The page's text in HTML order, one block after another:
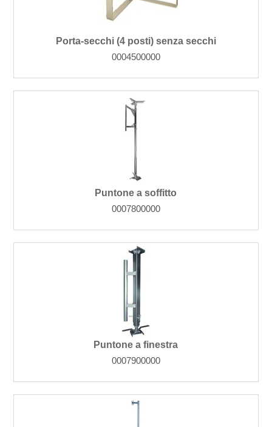
Porta-secchi (4 posti) senza secchi
0004500000
Puntone a soffitto
0007800000
Puntone a finestra
0007900000